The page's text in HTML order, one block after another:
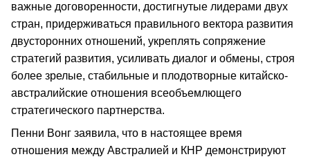
важные договоренности, достигнутые лидерами двух
стран, придерживаться правильного вектора развития
двусторонних отношений, укреплять сопряжение
стратегий развития, усиливать диалог и обмены, строя
более зрелые, стабильные и плодотворные китайско-
австралийские отношения всеобъемлющего
стратегического партнерства.
Пенни Вонг заявила, что в настоящее время
отношения между Австралией и КНР демонстрируют